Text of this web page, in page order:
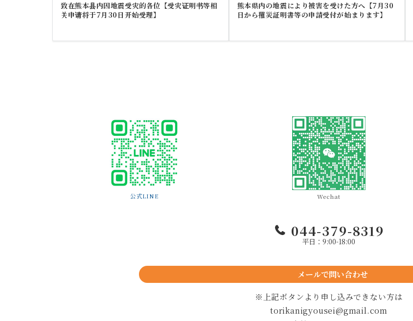
致在熊本县内因地震受灾的各位【受灾证明书等相
关申请将于7月30日开始受理】
熊本県内の地震により被害を受けた方へ【7月30
日から罹災証明書等の申請受付が始まります】
公式LINE Wechat
044-379-8319
平日：9:00-18:00
メールで問い合わせ
※上記ボタンより申し込みできない方は
torikanigyousei@gmail.com